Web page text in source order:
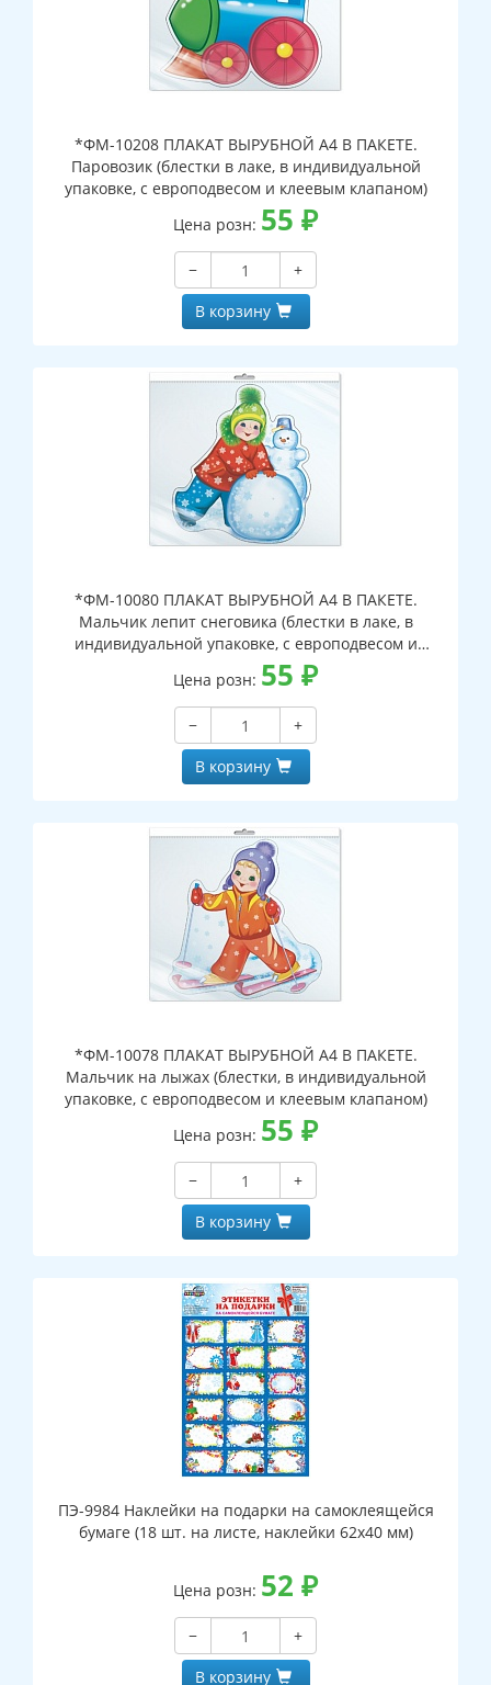
*ФМ-10208 ПЛАКАТ ВЫРУБНОЙ А4 В ПАКЕТЕ.
Паровозик (блестки в лаке, в индивидуальной
упаковке, с европодвесом и клеевым клапаном)
Цена розн: 55 ₽
−
+
В корзину
*ФМ-10080 ПЛАКАТ ВЫРУБНОЙ А4 В ПАКЕТЕ.
Мальчик лепит снеговика (блестки в лаке, в
индивидуальной упаковке, с европодвесом и
клеевым клапаном)
Цена розн: 55 ₽
−
+
В корзину
*ФМ-10078 ПЛАКАТ ВЫРУБНОЙ А4 В ПАКЕТЕ.
Мальчик на лыжах (блестки, в индивидуальной
упаковке, с европодвесом и клеевым клапаном)
Цена розн: 55 ₽
−
+
В корзину
ПЭ-9984 Наклейки на подарки на самоклеящейся
бумаге (18 шт. на листе, наклейки 62х40 мм)
Цена розн: 52 ₽
−
+
В корзину